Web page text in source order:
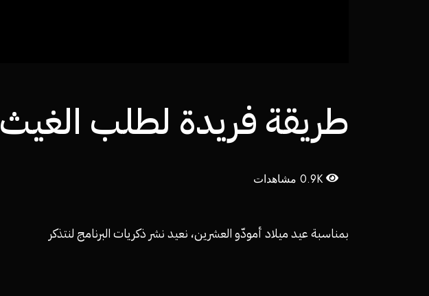
طريقة فريدة لطلب الغيث
0.9K مشاهدات
بمناسبة عيد ميلاد أمودّو العشرين، نعيد نشر ذكريات البرنامج لنتذكر